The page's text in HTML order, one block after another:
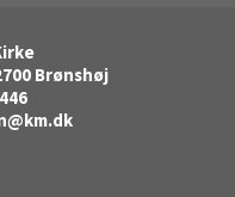
Brønshøj